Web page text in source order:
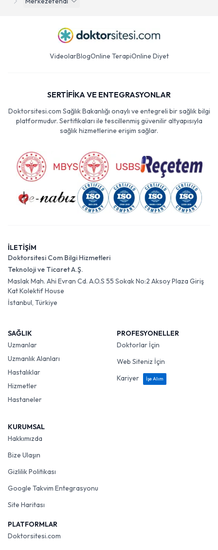
VideolarBlogOnline TerapiOnline Diyet
SERTİFİKA VE ENTEGRASYONLAR
Doktorsitesi.com Sağlık Bakanlığı onaylı ve entegreli bir sağlık bilgi
platformudur. Sertifikaları ile tescillenmiş güvenilir altyapısıyla
sağlık hizmetlerine erişim sağlar.
İLETİŞİM
Doktorsitesi Com Bilgi Hizmetleri
Teknoloji ve Ticaret A.Ş.
Maslak Mah. Ahi Evran Cd. A.O.S 55 Sokak No:2 Aksoy Plaza Giriş
Kat Kolektif House
İstanbul, Türkiye
SAĞLIK
Uzmanlar
Uzmanlık Alanları
Hastalıklar
Hizmetler
Hastaneler
PROFESYONELLER
Doktorlar İçin
Web Siteniz İçin
Kariyer
İşe Alım
KURUMSAL
Hakkımızda
Bize Ulaşın
Gizlilik Politikası
Google Takvim Entegrasyonu
Site Haritası
PLATFORMLAR
Doktorsitesi.com